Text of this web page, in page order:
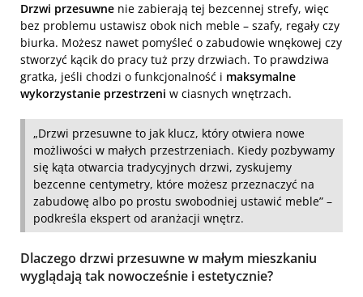
Drzwi przesuwne nie zabierają tej bezcennej strefy, więc
bez problemu ustawisz obok nich meble – szafy, regały czy
biurka. Możesz nawet pomyśleć o zabudowie wnękowej czy
stworzyć kącik do pracy tuż przy drzwiach. To prawdziwa
gratka, jeśli chodzi o funkcjonalność i maksymalne
wykorzystanie przestrzeni w ciasnych wnętrzach.
„Drzwi przesuwne to jak klucz, który otwiera nowe
możliwości w małych przestrzeniach. Kiedy pozbywamy
się kąta otwarcia tradycyjnych drzwi, zyskujemy
bezcenne centymetry, które możesz przeznaczyć na
zabudowę albo po prostu swobodniej ustawić meble” –
podkreśla ekspert od aranżacji wnętrz.
Dlaczego drzwi przesuwne w małym mieszkaniu
wyglądają tak nowocześnie i estetycznie?